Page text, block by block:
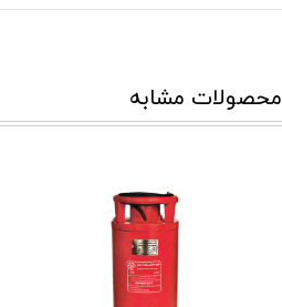
محصولات مشابه